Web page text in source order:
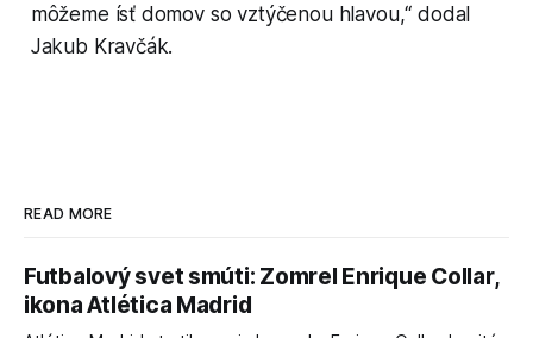
môžeme ísť domov so vztýčenou hlavou,“ dodal
Jakub Kravčák.
READ MORE
Futbalový svet smúti: Zomrel Enrique Collar,
ikona Atlética Madrid